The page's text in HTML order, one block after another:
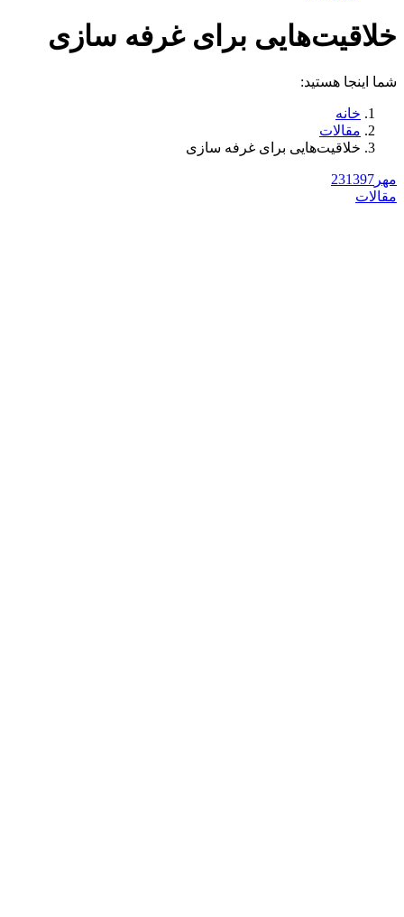
خلاقیت‌هایی برای غرفه سازی
شما اینجا هستید:
خانه
مقالات
خلاقیت‌هایی برای غرفه سازی
مهر 231397
مقالات